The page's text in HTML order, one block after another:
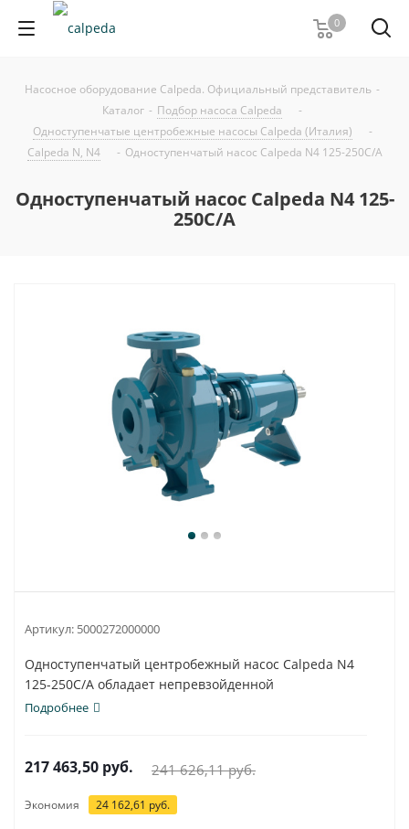
0
Насосное оборудование Calpeda. Официальный представитель -
Каталог - Подбор насоса Calpeda
-
Одноступенчатые центробежные насосы Calpeda (Италия)
-
Calpeda N, N4
- Одноступенчатый насос Calpeda N4 125-250C/A
Одноступенчатый насос Calpeda N4 125-
250C/A
Артикул: 5000272000000
Одноступенчатый центробежный насос Calpeda N4
125-250C/A обладает непревзойденной
универсальностью...
Подробнее
217 463,50 руб. 241 626,11руб.
Экономия 24 162,61 руб.